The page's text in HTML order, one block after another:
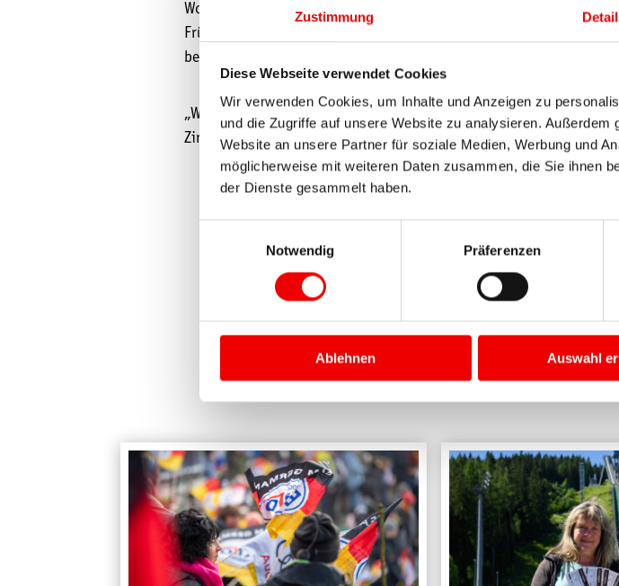
Zustimmung
Diese Webseite verwendet Cookies
Wir verwenden Cookies, um Inhalte und Anzeigen zu
und die Zugriffe auf unsere Website zu analysieren.
Website an unsere Partner für soziale Medien, Werbung und
möglicherweise mit weiteren Daten zusammen, die Sie ihnen
der Dienste gesammelt haben.
Notwendig
Präferenzen
Ablehnen Auswahl
Wochenendticket ab 34,00 Euro, ermäßigt ab 29,00 Euro
Frühbucherrabatt gegenüber dem Preis an der Tageskasse. Kinder
besuchen.
„Wir wollen der Nordischen Kombination eine Bühne bieten, mit
Ziron, Geschäftsführer des VSC Klingenthal e.V..
WEITERE BEITRÄGE IN